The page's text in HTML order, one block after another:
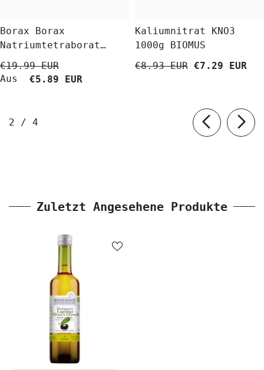
Borax Borax
Natriumtetraborat
Decahydrat 5 Kg
BioLaboratorium
€19.99 EUR
Aus
€5.89 EUR
Kaliumnitrat KNO3
1000g BIOMUS
€8.93 EUR €7.29 EUR
2 / von
4
Zuletzt Angesehene Produkte